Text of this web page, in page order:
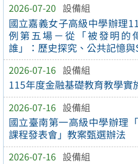
2026-07-20 設備組
國立嘉義女子高級中學辦理
例第五場－從「被發明的
誰」：歷史探究、公共記憶
2026-07-16 設備組
115年度金融基礎教育教學實
2026-07-16 設備組
國立臺南第一高級中學辦理
課程發表會」教案甄選辦法
2026-07-16 設備組